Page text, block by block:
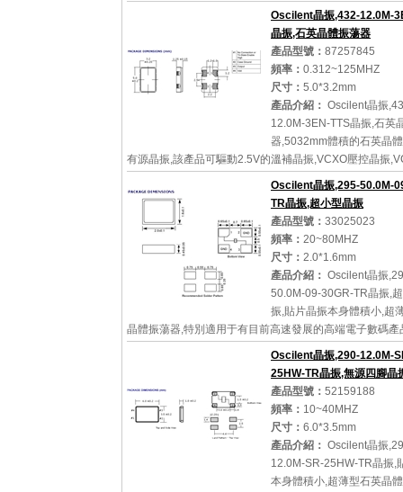
蕩器產品,電源電壓的低電耗型,編帶包裝方式,可對應自動
詳細參數 查看大圖
Oscilent晶振,432-12.0M-
晶振,石英晶體振蕩器
產品型號： 87257845
頻率： 0.312~125MHZ
尺寸： 5.0*3.2mm
產品介紹： Oscilent晶振
12.0M-3EN-TTS晶振,石英
器,5032mm體積的石英晶
有源晶振,該產品可驅動2.5V的溫補晶振,VCXO壓控晶振
晶體振蕩器產品,電源電壓的低電耗型,編帶包裝方式,可對
速貼片機自...
查看大圖
Oscilent晶振,295-50.0M-
TR晶振,超小型晶振
產品型號： 33025023
頻率： 20~80MHZ
尺寸： 2.0*1.6mm
產品介紹： Oscilent晶振
50.0M-09-30GR-TR晶振,
振,貼片晶振本身體積小,超
晶體振蕩器,特別適用于有目前高速發展的高端電子數碼產
振本身小型化需求的市場領域,小型,薄型是對應陶瓷振蕩
查看大圖
Oscilent晶振,290-12.0M-
25HW-TR晶振,無源四腳晶
產品型號： 52159188
頻率： 10~40MHZ
尺寸： 6.0*3.5mm
產品介紹： Oscilent晶振
12.0M-SR-25HW-TR晶振,
本身體積小,超薄型石英晶